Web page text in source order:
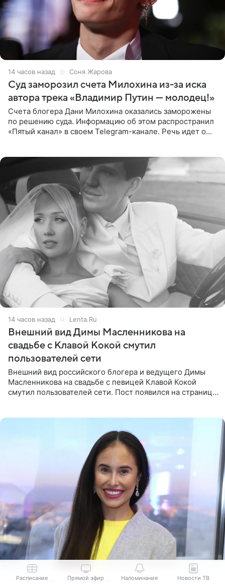
14 часов назад Соня Жарова
Суд заморозил счета Милохина из-за иска
автора трека «Владимир Путин — молодец!»
Счета блогера Дани Милохина оказались заморожены
по решению суда. Информацию об этом распространил
«Пятый канал» в своем Telegram-канале. Речь идет о
14 часов назад Lenta.Ru
Внешний вид Димы Масленникова на
свадьбе с Клавой Кокой смутил
пользователей сети
Внешний вид российского блогера и ведущего Димы
Масленникова на свадьбе с певицей Клавой Кокой
смутил пользователей сети. Пост появился на странице
14 часов назад Соня Жарова
Расписание Прямой эфир Напоминания Новости ТВ